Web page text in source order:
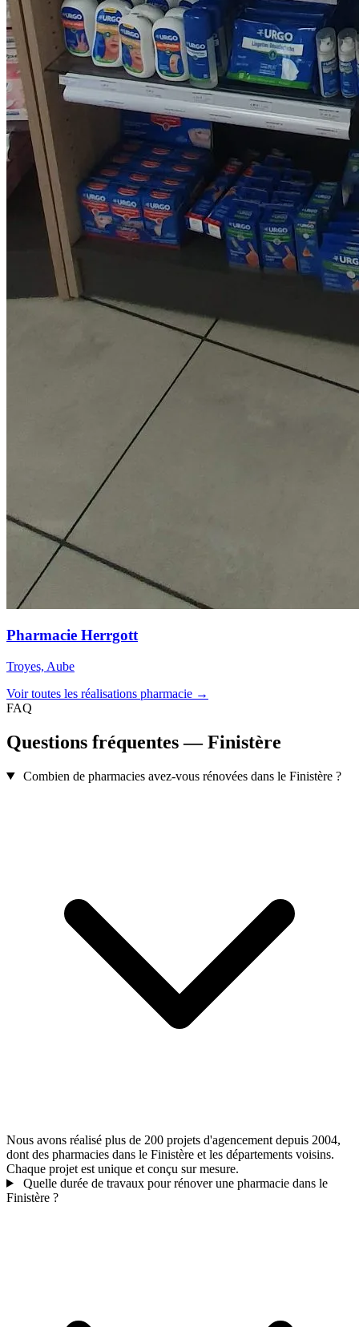
Pharmacie Herrgott
Troyes, Aube
Voir toutes les réalisations pharmacie →
FAQ
Questions fréquentes — Finistère
Combien de pharmacies avez-vous rénovées dans le Finistère ?
Nous avons réalisé plus de 200 projets d'agencement depuis 2004,
dont des pharmacies dans le Finistère et les départements voisins.
Chaque projet est unique et conçu sur mesure.
Quelle durée de travaux pour rénover une pharmacie dans le
Finistère ?